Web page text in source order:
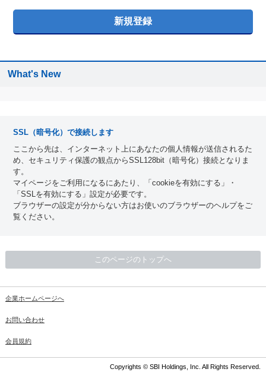
What's New
SSL（暗号化）で接続します
ここから先は、インターネット上にあなたの個人情報が送信されるた
め、セキュリティ保護の観点からSSL128bit（暗号化）接続となりま
す。
マイページをご利用になるにあたり、「cookieを有効にする」・
「SSLを有効にする」設定が必要です。
ブラウザーの設定が分からない方はお使いのブラウザーのヘルプをご
覧ください。
このページのトップへ
企業ホームページへ
お問い合わせ
会員規約
Copyrights © SBI Holdings, Inc. All Rights Reserved.